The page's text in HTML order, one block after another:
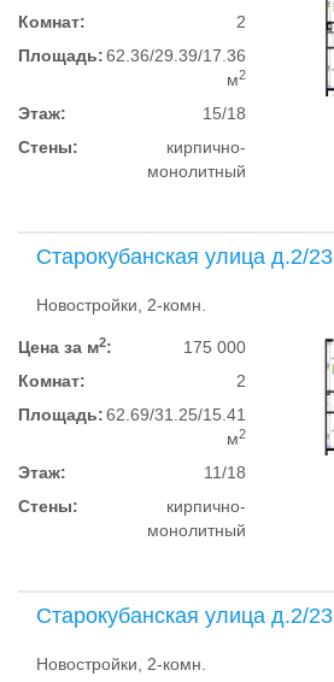
Комнат:
2
Площадь: 62.36/29.39/17.36
м2
Этаж:
15/18
Стены:
кирпично-
монолитный
Старокубанская улица д.2/23
Новостройки, 2-комн.
Цена за м2:
175 000
Комнат:
2
Площадь: 62.69/31.25/15.41
м2
Этаж:
11/18
Стены:
кирпично-
монолитный
Старокубанская улица д.2/23
Новостройки, 2-комн.